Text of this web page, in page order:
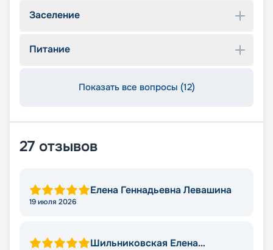
Заселение
Питание
Показать все вопросы (12)
27 отзывов
Елена Геннадьевна Левашина
19 июля 2026
Шильниковская Елена